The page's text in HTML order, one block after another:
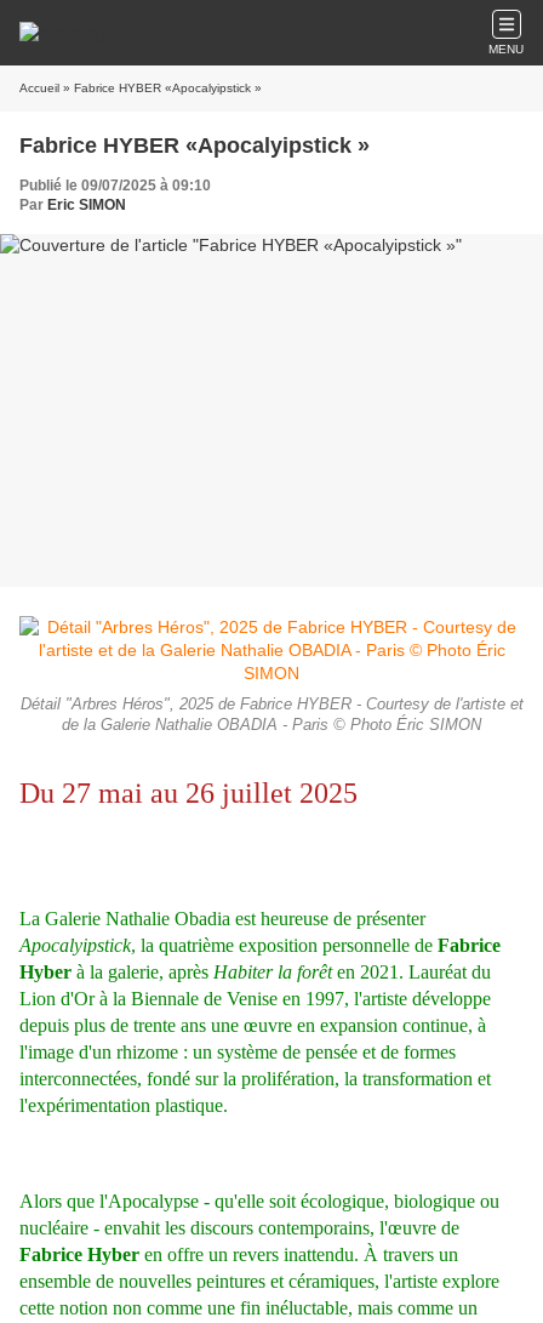
MENU
Accueil » Fabrice HYBER «Apocalyipstick »
Fabrice HYBER «Apocalyipstick »
Publié le 09/07/2025 à 09:10
Par Eric SIMON
Détail "Arbres Héros", 2025 de Fabrice HYBER - Courtesy de l'artiste et
de la Galerie Nathalie OBADIA - Paris © Photo Éric SIMON
Du 27 mai au 26 juillet 2025
La Galerie Nathalie Obadia est heureuse de présenter
Apocalyipstick, la quatrième exposition personnelle de Fabrice
Hyber à la galerie, après Habiter la forêten 2021. Lauréat du
Lion d'Or à la Biennale de Venise en 1997, l'artiste développe
depuis plus de trente ans une œuvre en expansion continue, à
l'image d'un rhizome : un système de pensée et de formes
interconnectées, fondé sur la prolifération, la transformation et
l'expérimentation plastique.
Alors que l'Apocalypse - qu'elle soit écologique, biologique ou
nucléaire - envahit les discours contemporains, l'œuvre de
Fabrice Hyber en offre un revers inattendu. À travers un
ensemble de nouvelles peintures et céramiques, l'artiste explore
cette notion non comme une fin inéluctable, mais comme un